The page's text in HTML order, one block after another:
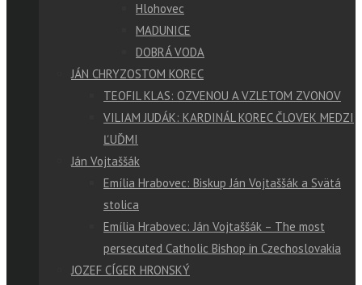
Hlohovec
MADUNICE
DOBRÁ VODA
JÁN CHRYZOSTOM KOREC
TEOFIL KLAS: OZVENOU A VZLETOM ZVONOV
VILIAM JUDÁK: KARDINÁL KOREC ČLOVEK MEDZI
ĽUĎMI
Ján Vojtaššák
Emília Hrabovec: Biskup Ján Vojtaššák a Svätá
stolica
Emília Hrabovec: Ján Vojtaššák – The most
persecuted Catholic Bishop in Czechoslovakia
JOZEF CÍGER HRONSKÝ